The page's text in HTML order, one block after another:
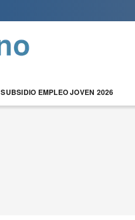
SUBSIDIO EMPLEO JOVEN 2026